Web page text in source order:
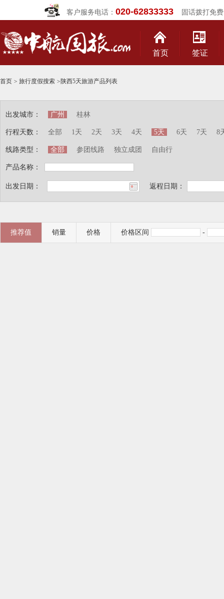
客户服务电话： 020-62833333固话拨打免费
首页 签证
首页 > 旅行度假搜索 >陕西5天旅游产品列表
出发城市：
行程天数：
线路类型：
产品名称：
广州 桂林
全部 1天 2天 3天 4天 5天 6天 7天 8
全部 参团线路 独立成团 自由行
出发日期： 返程日期：
推荐值 销量 价格 价格区间 -